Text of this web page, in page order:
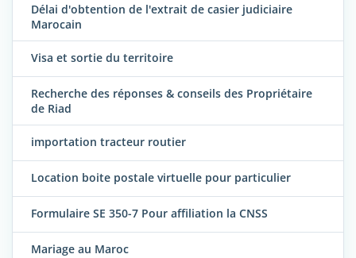
Délai d'obtention de l'extrait de casier judiciaire
Marocain
Visa et sortie du territoire
Recherche des réponses & conseils des Propriétaire
de Riad
importation tracteur routier
Location boite postale virtuelle pour particulier
Formulaire SE 350-7 Pour affiliation la CNSS
Mariage au Maroc